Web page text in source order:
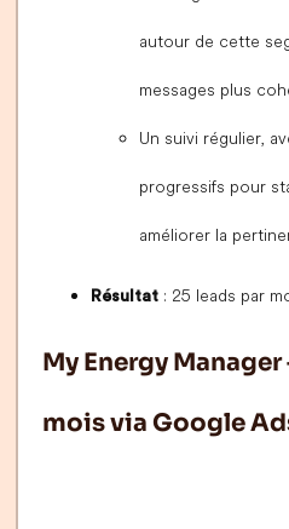
autour de cette
messages plus
Un suivi régulier,
progressifs pour
améliorer la
Résultat : 25 leads par
My Energy
mois via Google